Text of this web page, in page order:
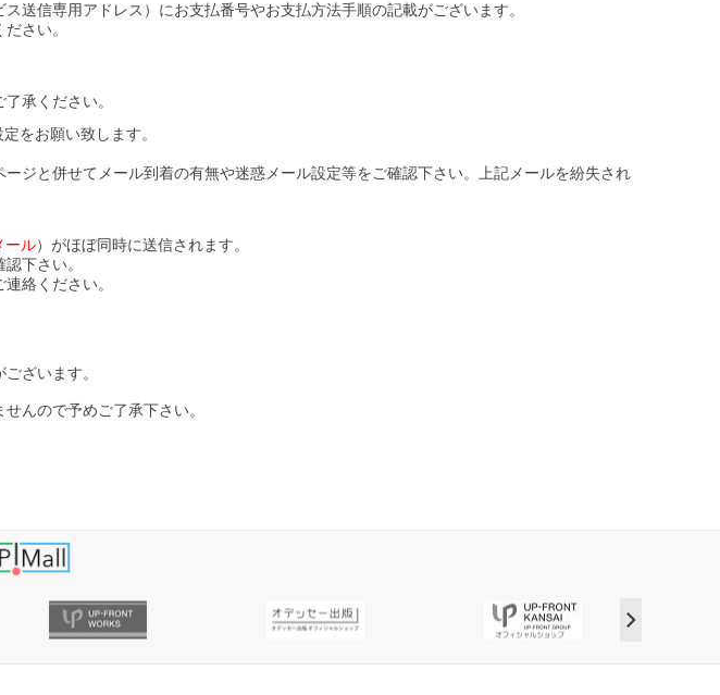
送信専用アドレス）にお支払番号やお支払方法手順の記載がございます。
さい。
承ください。
をお願い致します。
ジと併せてメール到着の有無や迷惑メール設定等をご確認下さい。 上記メールを紛失され
ール）がほぼ同時に送信されます。
下さい。
絡ください。
ざいます。
んので予めご了承下さい。